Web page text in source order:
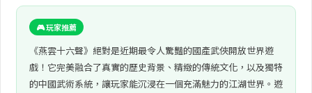
🎮 玩家推薦
《燕雲十六聲》絕對是近期最令人驚豔的國產武俠開放世界遊
戲！它完美融合了真實的歷史背景、精緻的傳統文化，以及獨特
的中國武術系統，讓玩家能沉浸在一個充滿魅力的江湖世界。遊